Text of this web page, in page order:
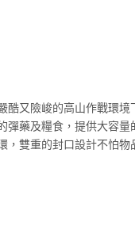
酷又險峻的高山作戰環
彈藥及糧食，提供大容
，雙重的封口設計不怕物